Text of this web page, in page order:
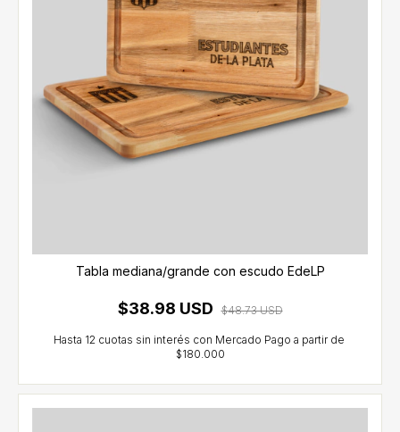
Tabla mediana/grande con escudo EdeLP
$38.98 USD $48.73 USD